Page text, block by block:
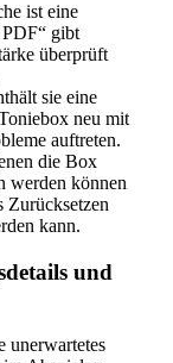
ist eine
gibt
überprüft
sie eine
neu mit
auftreten.
die Box
werden können
Zurücksetzen
kann.
und
unerwartetes